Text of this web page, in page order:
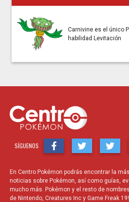
Carnivine es el único
habilidad Levitación
SÍGUENOS
En Centro Pokémon podrás encontrar la
noticias sobre Pokémon, así como guías,
mucho más. Pokémon y el resto de
de Nintendo, Creatures Inc y Game Freak